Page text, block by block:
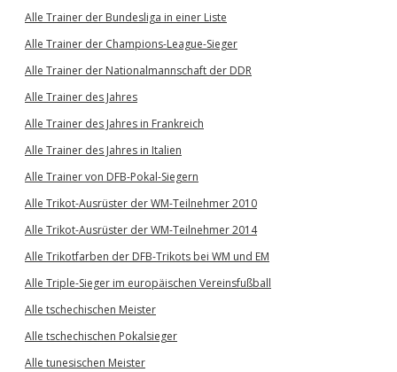
Alle Trainer der Bundesliga in einer Liste
Alle Trainer der Champions-League-Sieger
Alle Trainer der Nationalmannschaft der DDR
Alle Trainer des Jahres
Alle Trainer des Jahres in Frankreich
Alle Trainer des Jahres in Italien
Alle Trainer von DFB-Pokal-Siegern
Alle Trikot-Ausrüster der WM-Teilnehmer 2010
Alle Trikot-Ausrüster der WM-Teilnehmer 2014
Alle Trikotfarben der DFB-Trikots bei WM und EM
Alle Triple-Sieger im europäischen Vereinsfußball
Alle tschechischen Meister
Alle tschechischen Pokalsieger
Alle tunesischen Meister